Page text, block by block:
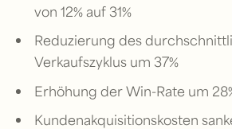
von 12% auf 31%
Reduzierung des
Verkaufszyklus um 37%
Erhöhung der Win-Rate um
Kundenakquisitionskosten